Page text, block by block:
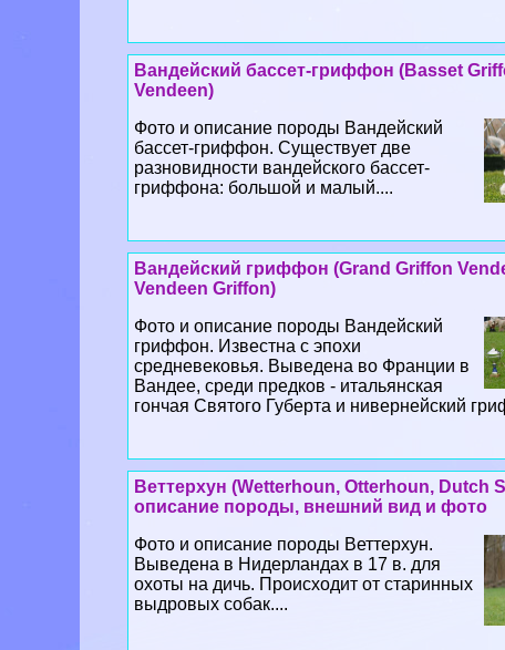
Вандейский бассет-гриффон (Basset
Vendeen)
Фото и описание породы Вандейский
бассет-гриффон. Существует две
разновидности вандейского бассет-
гриффона: большой и малый....
Вандейский гриффон (Grand Griffon
Vendeen Griffon)
Фото и описание породы Вандейский
гриффон. Известна с эпохи
средневековья. Выведена во Франции в
Вандее, среди предков - итальянская
гончая Святого Губерта и нивернейский
Веттерхун (Wetterhoun, Otterhoun, Dutch
описание породы, внешний вид и фото
Фото и описание породы Веттерхун.
Выведена в Нидерландах в 17 в. для
охоты на дичь. Происходит от старинных
выдровых собак....